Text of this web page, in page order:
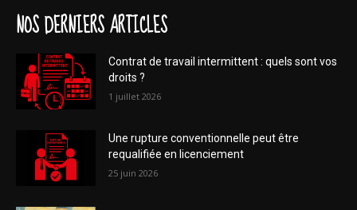
NOS DERNIERS ARTICLES
Contrat de travail intermittent : quels sont vos
droits ?
1 juillet 2026
Une rupture conventionnelle peut être
requalifiée en licenciement
25 juin 2026